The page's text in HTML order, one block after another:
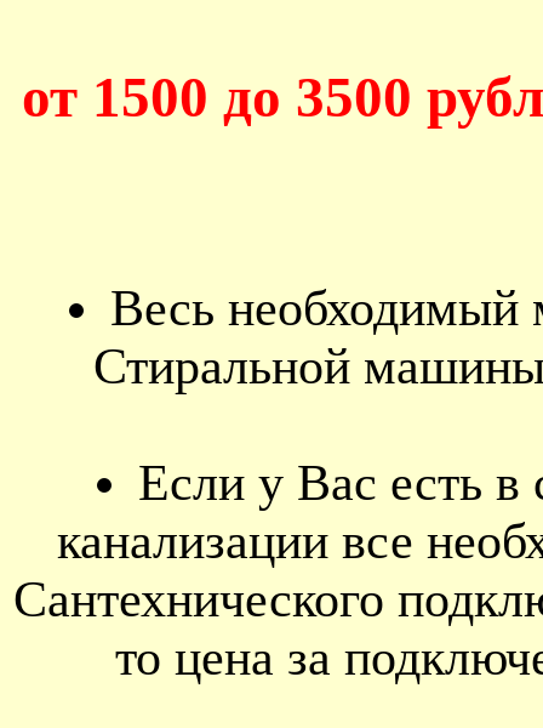
от 1500 до 3500
Весь необходимый
Стиральной
Если у Вас есть в
канализации все
Сантехнического
то цена за